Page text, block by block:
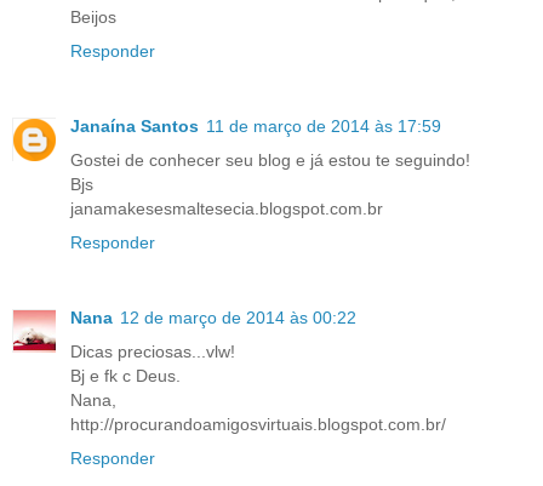
Beijos
Responder
Janaína Santos 11 de março de 2014 às 17:59
Gostei de conhecer seu blog e já estou te seguindo!
Bjs
janamakesesmaltesecia.blogspot.com.br
Responder
Nana 12 de março de 2014 às 00:22
Dicas preciosas...vlw!
Bj e fk c Deus.
Nana,
http://procurandoamigosvirtuais.blogspot.com.br/
Responder